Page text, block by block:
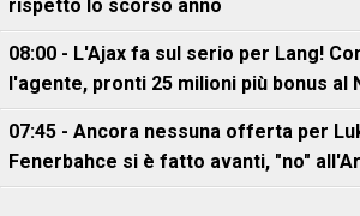
rispetto lo scorso anno
08:00 - L'Ajax fa sul serio per Lang!
l'agente, pronti 25 milioni più bonus al
07:45 - Ancora nessuna offerta per
Fenerbahce si è fatto avanti, "no"